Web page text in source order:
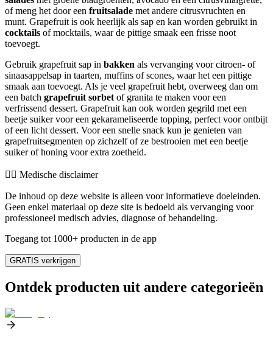
of meng het door een fruitsalade met andere citrusvruchten en
munt. Grapefruit is ook heerlijk als sap en kan worden gebruikt in
cocktails of mocktails, waar de pittige smaak een frisse noot
toevoegt.
Gebruik grapefruit sap in bakken als vervanging voor citroen- of
sinaasappelsap in taarten, muffins of scones, waar het een pittige
smaak aan toevoegt. Als je veel grapefruit hebt, overweeg dan om
een batch grapefruit sorbet of granita te maken voor een
verfrissend dessert. Grapefruit kan ook worden gegrild met een
beetje suiker voor een gekarameliseerde topping, perfect voor ontbijt
of een licht dessert. Voor een snelle snack kun je genieten van
grapefruitsegmenten op zichzelf of ze bestrooien met een beetje
suiker of honing voor extra zoetheid.
👨‍⚕️️ Medische disclaimer
De inhoud op deze website is alleen voor informatieve doeleinden.
Geen enkel materiaal op deze site is bedoeld als vervanging voor
professioneel medisch advies, diagnose of behandeling.
Toegang tot 1000+ producten in de app
GRATIS verkrijgen
Ontdek producten uit andere categorieën